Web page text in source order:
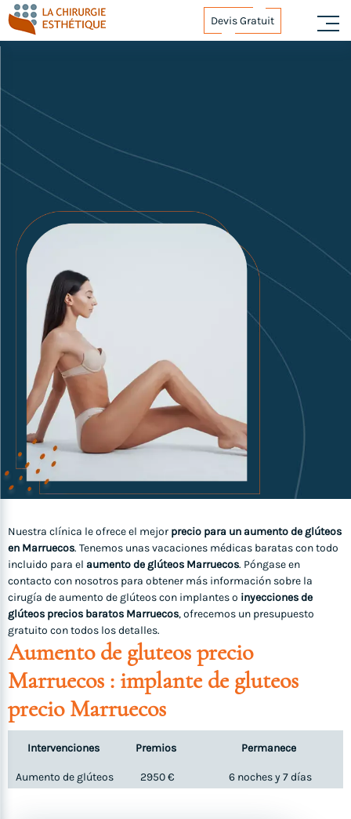
Devis Gratuit
Nuestra clínica le ofrece el mejor precio para un aumento de glúteos
en Marruecos. Tenemos unas vacaciones médicas baratas con todo
incluido para el aumento de glúteos Marruecos. Póngase en
contacto con nosotros para obtener más información sobre la
cirugía de aumento de glúteos con implantes o inyecciones de
glúteos precios baratos Marruecos, ofrecemos un presupuesto
gratuito con todos los detalles.
Aumento de gluteos precio
Marruecos : implante de gluteos
precio Marruecos
Intervenciones Premios Permanece
Aumento de glúteos 2950 € 6 noches y 7 días